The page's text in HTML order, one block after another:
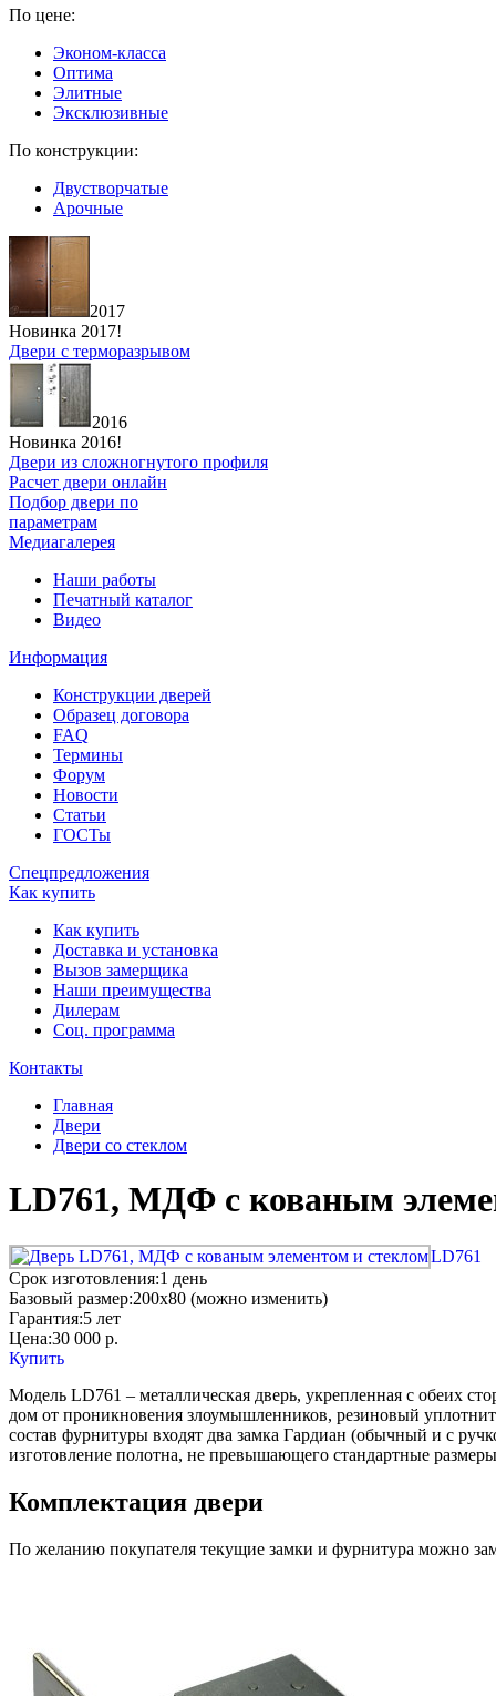
По цене:
Эконом-класса
Оптима
Элитные
Эксклюзивные
По конструкции:
Двустворчатые
Арочные
2017
Новинка 2017!
Двери с терморазрывом
2016
Новинка 2016!
Двери из сложногнутого профиля
Расчет двери онлайн
Подбор двери по
параметрам
Медиагалерея
Наши работы
Печатный каталог
Видео
Информация
Конструкции дверей
Образец договора
FAQ
Термины
Форум
Новости
Статьи
ГОСТы
Спецпредложения
Как купить
Как купить
Доставка и установка
Вызов замерщика
Наши преимущества
Дилерам
Соц. программа
Контакты
Главная
Двери
Двери со стеклом
LD761, МДФ с кованым
LD761
Срок изготовления:1 день
Базовый размер:200x80 (можно изменить)
Гарантия:5 лет
Цена:30 000 р.
Купить
Модель LD761 – металлическая дверь, укрепленная c обеих
дом от проникновения злоумышленников, резиновый
состав фурнитуры входят два замка Гардиан (обычный и с
изготовление полотна, не превышающего стандартные
Комплектация двери
По желанию покупателя текущие замки и фурнитура можно